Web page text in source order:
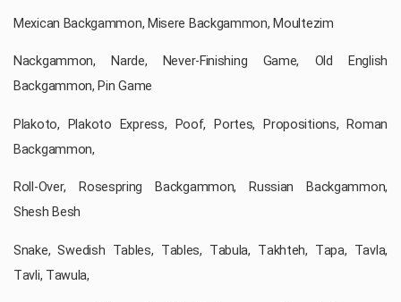
Mexican Backgammon, Misere Backgammon, Moultezim
Nackgammon, Narde, Never-Finishing Game, Old English
Backgammon, Pin Game
Plakoto, Plakoto Express, Poof, Portes, Propositions, Roman
Backgammon,
Roll-Over, Rosespring Backgammon, Russian Backgammon,
Shesh Besh
Snake, Swedish Tables, Tables, Tabula, Takhteh, Tapa, Tavla,
Tavli, Tawula,